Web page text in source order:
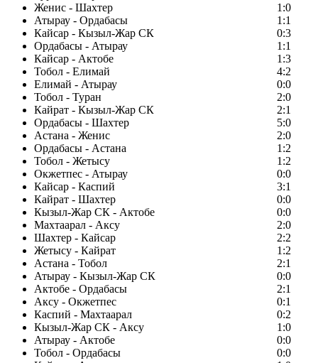
Женис - Шахтер
1:0
Атырау - Ордабасы
1:1
Кайсар - Кызыл-Жар СК
0:3
Ордабасы - Атырау
1:1
Кайсар - Актобе
1:3
Тобол - Елимай
4:2
Елимай - Атырау
0:0
Тобол - Туран
2:0
Кайрат - Кызыл-Жар СК
2:1
Ордабасы - Шахтер
5:0
Астана - Женис
2:0
Ордабасы - Астана
1:2
Тобол - Жетысу
1:2
Окжетпес - Атырау
0:0
Кайсар - Каспий
3:1
Кайрат - Шахтер
0:0
Кызыл-Жар СК - Актобе
0:0
Махтаарал - Аксу
2:0
Шахтер - Кайсар
2:2
Жетысу - Кайрат
1:2
Астана - Тобол
2:1
Атырау - Кызыл-Жар СК
0:0
Актобе - Ордабасы
2:1
Аксу - Окжетпес
0:1
Каспий - Махтаарал
0:2
Кызыл-Жар СК - Аксу
1:0
Атырау - Актобе
0:0
Тобол - Ордабасы
0:0